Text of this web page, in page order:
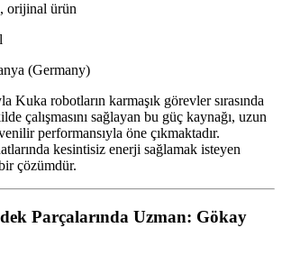
orijinal ürün
(Germany)
Kuka robotların karmaşık görevler sırasında
çalışmasını sağlayan bu güç kaynağı, uzun
performansıyla öne çıkmaktadır.
kesintisiz enerji sağlamak isteyen
çözümdür.
Parçalarında Uzman: Gökay